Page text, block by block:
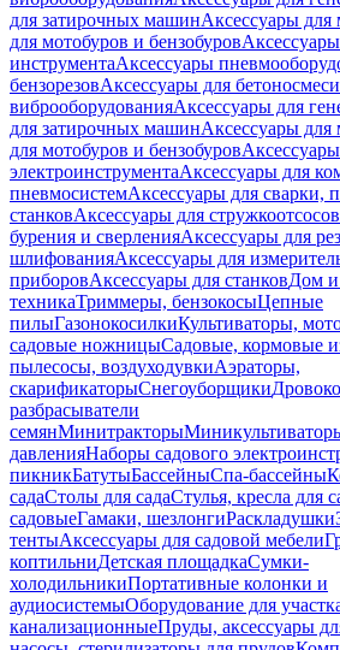
для затирочных машинАксессуары для
для мотобуров и бензобуров
инструментаАксессуары
бензорезовАксессуары для
виброоборудованияАксессуары для
для затирочных машинАксессуары для
для мотобуров и бензобуров
электроинструментаАксессуары для
пневмосистемАксессуары для сварки,
станковАксессуары для стружкоотсосов
бурения и сверленияАксессуары для
шлифованияАксессуары для
приборовАксессуары для станковДом и
техникаТриммеры, бензокосыЦепные
пилыГазонокосилкиКультиваторы,
садовые ножницыСадовые, кормовые
пылесосы, воздуходувкиАэраторы,
скарификаторыСнегоуборщики
разбрасыватели
семянМинитракторы
давленияНаборы садового
пикникБатутыБассейныСпа-бассейны
садаСтолы для садаСтулья, кресла для
садовыеГамаки, шезлонгиРаскладушки
тентыАксессуары для садовой мебели
коптильниДетская площадкаСумки-
холодильникиПортативные колонки и
аудиосистемыОборудование для
канализационныеПруды, аксессуары